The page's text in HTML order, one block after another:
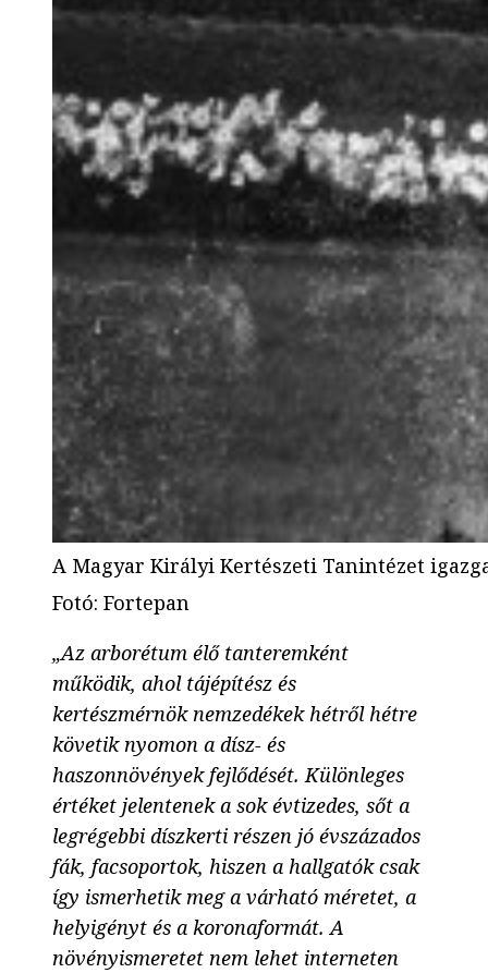
A Magyar Királyi Kertészeti Tanintézet
Fotó: Fortepan
„Az arborétum élő tanteremként
működik, ahol tájépítész és
kertészmérnök nemzedékek hétről hétre
követik nyomon a dísz- és
haszonnövények fejlődését. Különleges
értéket jelentenek a sok évtizedes, sőt a
legrégebbi díszkerti részen jó évszázados
fák, facsoportok, hiszen a hallgatók csak
így ismerhetik meg a várható méretet, a
helyigényt és a koronaformát. A
növényismeretet nem lehet interneten